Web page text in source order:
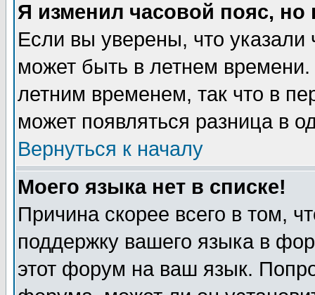
Я изменил часовой пояс,
Если вы уверены, что указали
может быть в летнем
летним временем, так что в
может появляться разница в
Вернуться к началу
Моего языка нет в списке!
Причина скорее всего в том,
поддержку вашего языка в
этот форум на ваш язык.